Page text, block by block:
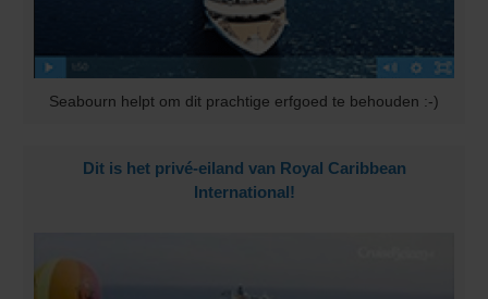
Seabourn helpt om dit prachtige erfgoed te behouden :-)
Dit is het privé-eiland van Royal Caribbean
International!